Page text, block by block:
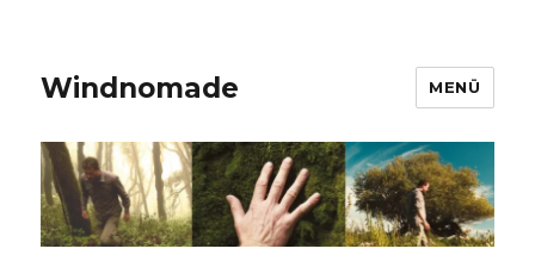
Windnomade MENÜ